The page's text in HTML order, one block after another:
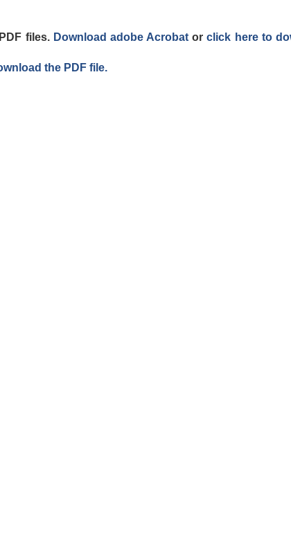
files. Download adobe Acrobatorclick here to
the PDF file.